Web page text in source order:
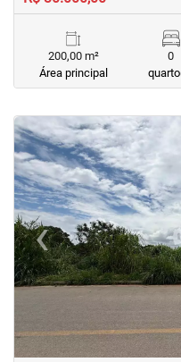
200,00 m²
Área principal
0
<
‹Previous